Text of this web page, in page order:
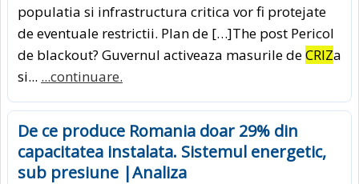
populatia si infrastructura critica vor fi protejate
de eventuale restrictii. Plan de […]The post Pericol
de blackout? Guvernul activeaza masurile deCRIZa
si... ...continuare.
De ce produce Romania doar 29% din
capacitatea instalata. Sistemul energetic,
sub presiune |Analiza